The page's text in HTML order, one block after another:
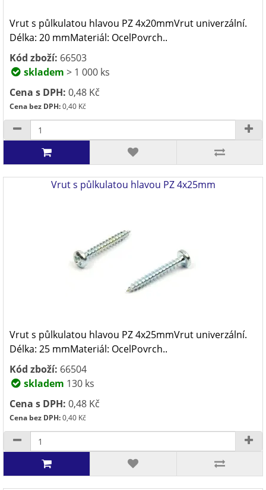
Vrut s půlkulatou hlavou PZ 4x20mmVrut univerzální.
Délka: 20 mmMateriál: OcelPovrch..
Kód zboží: 66503
skladem > 1 000 ks
Cena s DPH: 0,48 Kč
Cena bez DPH:0,40 Kč
Vrut s půlkulatou hlavou PZ 4x25mm
Vrut s půlkulatou hlavou PZ 4x25mmVrut univerzální.
Délka: 25 mmMateriál: OcelPovrch..
Kód zboží: 66504
skladem 130 ks
Cena s DPH: 0,48 Kč
Cena bez DPH:0,40 Kč